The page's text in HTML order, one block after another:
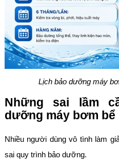
Lịch bảo dưỡng máy
Những sai lầm
dưỡng máy bơm bể
Nhiều người dùng vô tình làm
sai quy trình bảo dưỡng.